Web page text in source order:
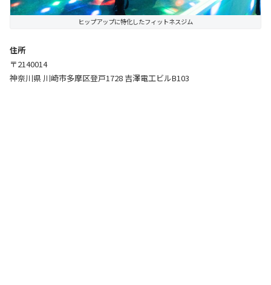
ヒップアップに特化したフィットネスジム
住所
〒2140014
神奈川県 川崎市多摩区登戸1728 吉澤電工ビルB103